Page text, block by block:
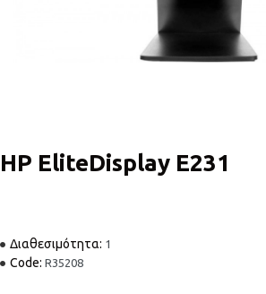
HP EliteDisplay E231
Διαθεσιμότητα: 1
Code: R35208